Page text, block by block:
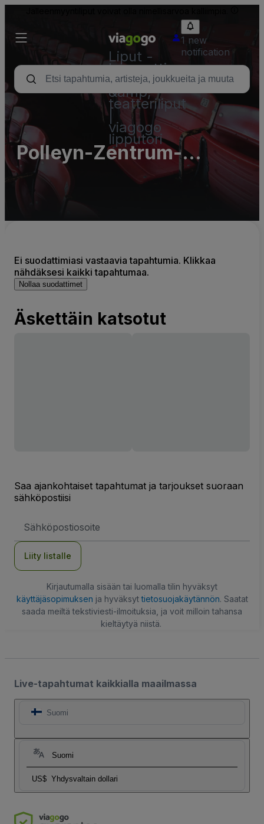
Liput -
konsertti,
urheilu
&amp;
teatteriliput
viagogo
lipputori
1 new
notification
Polleyn-Zentrum-
Polleyn-Saal
Ei suodattimiasi vastaavia tapahtumia. Klikkaa
nähdäksesi kaikki tapahtumaa.
Nollaa suodattimet
Äskettäin katsotut
Saa ajankohtaiset tapahtumat ja tarjoukset suoraan
sähköpostiisi
Liity listalle
Kirjautumalla sisään tai luomalla tilin hyväksyt
käyttäjäsopimuksen ja hyväksyttietosuojakäytännön. Saatat
saada meiltä tekstiviesti-ilmoituksia, ja voit milloin tahansa
kieltäytyä niistä.
Live-tapahtumat kaikkialla maailmassa
Suomi
Suomi
US$ Yhdysvaltain dollari